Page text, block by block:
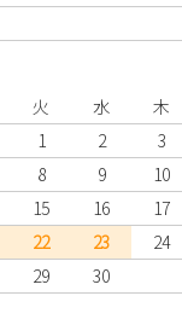
火 水 木
1
2 3
8 9 10
15 16 17
22 23 24
29 30